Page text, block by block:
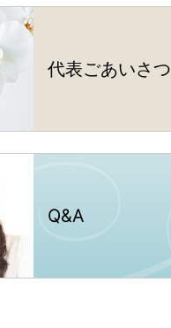
代表ごあいさつ
Q&A